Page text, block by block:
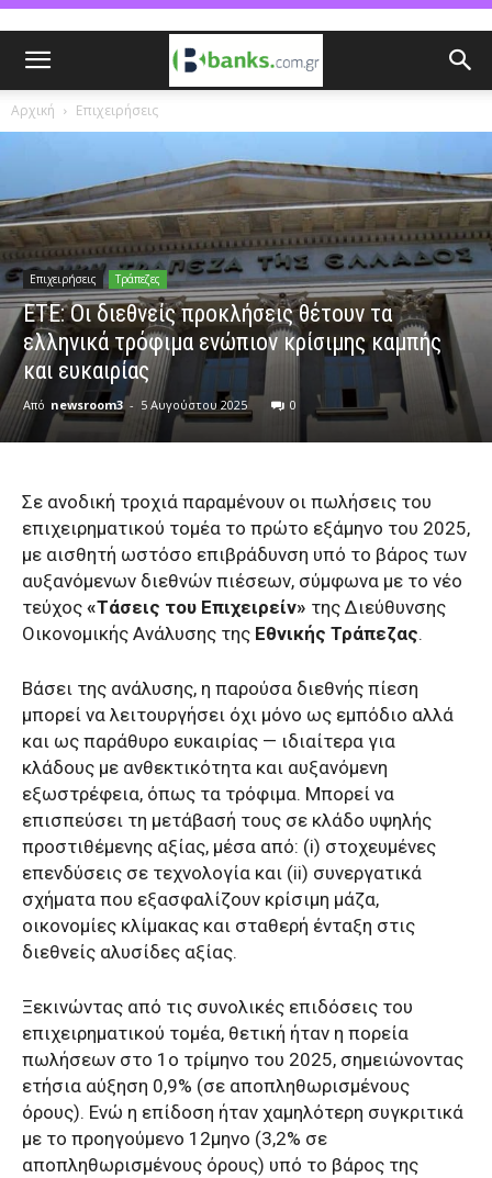
Αρχική Επιχειρήσεις
Επιχειρήσεις Τράπεζες
ΕΤΕ: Οι διεθνείς προκλήσεις θέτουν τα
ελληνικά τρόφιμα ενώπιον κρίσιμης καμπής
και ευκαιρίας
Από newsroom3 - 5 Αυγούστου 2025 0
Σε ανοδική τροχιά παραμένουν οι πωλήσεις του
επιχειρηματικού τομέα το πρώτο εξάμηνο του 2025,
με αισθητή ωστόσο επιβράδυνση υπό το βάρος των
αυξανόμενων διεθνών πιέσεων, σύμφωνα με το νέο
τεύχος «Τάσεις του Επιχειρείν» της Διεύθυνσης
Οικονομικής Ανάλυσης της Εθνικής Τράπεζας.
Βάσει της ανάλυσης, η παρούσα διεθνής πίεση
μπορεί να λειτουργήσει όχι μόνο ως εμπόδιο αλλά
και ως παράθυρο ευκαιρίας — ιδιαίτερα για
κλάδους με ανθεκτικότητα και αυξανόμενη
εξωστρέφεια, όπως τα τρόφιμα. Μπορεί να
επισπεύσει τη μετάβασή τους σε κλάδο υψηλής
προστιθέμενης αξίας, μέσα από: (i) στοχευμένες
επενδύσεις σε τεχνολογία και (ii) συνεργατικά
σχήματα που εξασφαλίζουν κρίσιμη μάζα,
οικονομίες κλίμακας και σταθερή ένταξη στις
διεθνείς αλυσίδες αξίας.
Ξεκινώντας από τις συνολικές επιδόσεις του
επιχειρηματικού τομέα, θετική ήταν η πορεία
πωλήσεων στο 1ο τρίμηνο του 2025, σημειώνοντας
ετήσια αύξηση 0,9% (σε αποπληθωρισμένους
όρους). Ενώ η επίδοση ήταν χαμηλότερη συγκριτικά
με το προηγούμενο 12μηνο (3,2% σε
αποπληθωρισμένους όρους) υπό το βάρος της